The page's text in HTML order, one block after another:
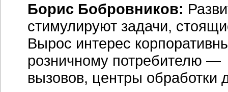
Борис Бобровников:
стимулируют задачи,
Вырос интерес
розничному потребителю —
вызовов, центры обработки